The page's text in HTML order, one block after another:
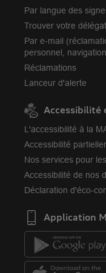
Par langue des
Trouver votre
Par e-mail
personnel,
Réclamations
Lanceur d'alerte
Accessibilité
L'accessibilité à la
Accessibilité
Nos services pour
Accessibilité de nos
Déclaration d'éco-
Application